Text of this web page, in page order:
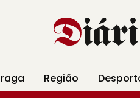
Região